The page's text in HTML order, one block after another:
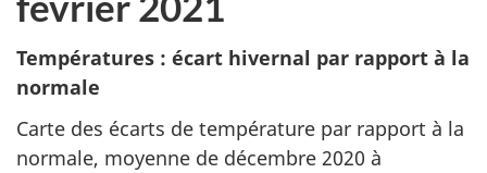
Températures : écart hivernal par rapport à la
normale
Carte des écarts de température par rapport à la
normale, moyenne de décembre 2020 à